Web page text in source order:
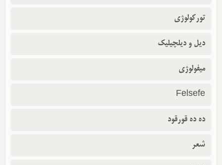
تورکولوژی
دیل و دیلچیلیک
میفولوژی
Felsefe
ده ده قورقود
شعر